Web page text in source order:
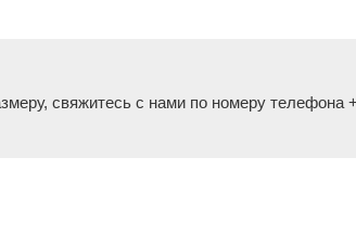
свяжитесь с нами по номеру телефона